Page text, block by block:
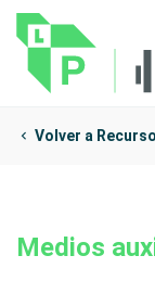
Volver a
Medios